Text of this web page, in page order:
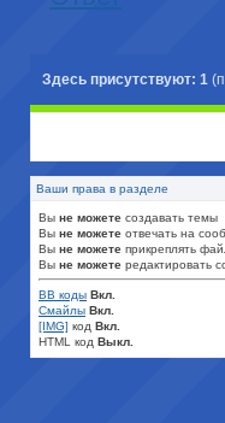
Здесь присутствуют: 1
Ваши права в разделе
Вы не можете создавать темы
Вы не можете отвечать на
Вы не можете прикреплять
Вы не можете редактировать
BB коды Вкл.
Смайлы Вкл.
[IMG] код Вкл.
HTML код Выкл.